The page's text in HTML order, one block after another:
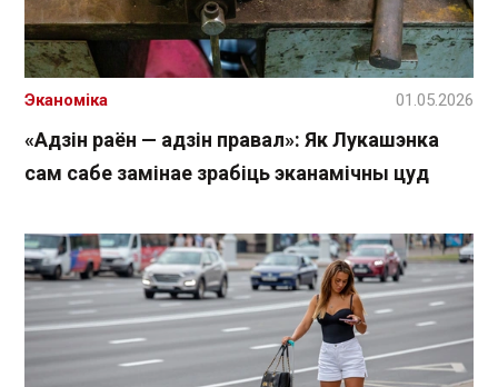
«Адзін раён — адзін правал»: Як Лукашэнка
сам сабе замінае зрабіць эканамічны цуд
Эканоміка 01.05.2026